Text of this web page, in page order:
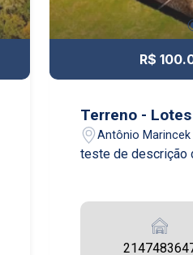
R$
Terreno - Lotes
Antônio
teste de descrição